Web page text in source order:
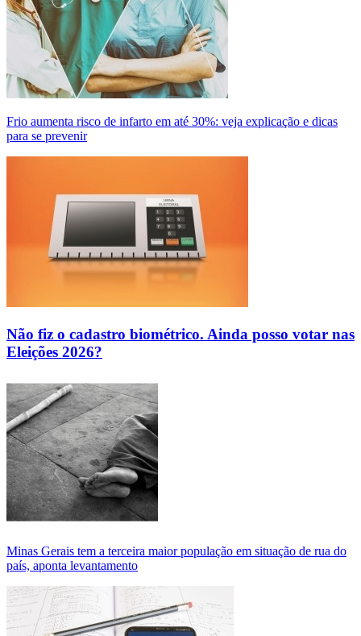
Frio aumenta risco de infarto em até 30%: veja explicação e dicas
para se prevenir
Não fiz o cadastro biométrico. Ainda posso votar nas
Eleições 2026?
Minas Gerais tem a terceira maior população em situação de rua do
país, aponta levantamento